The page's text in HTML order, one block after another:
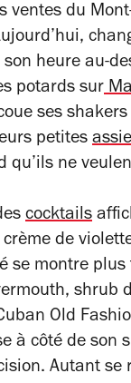
ventes du
heure au-
potards sur
ses
petites
qu’ils ne
cocktails
de
montre plus
shrub
Old
à côté de son
Autant